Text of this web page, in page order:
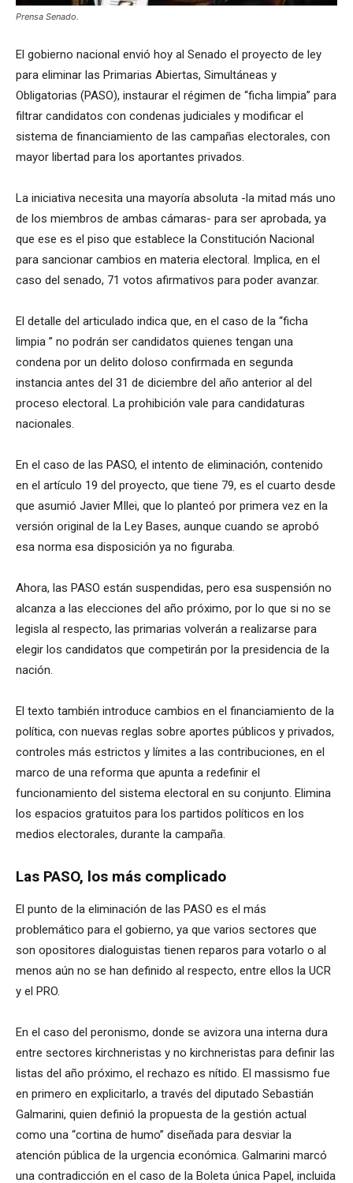
Prensa Senado.
El gobierno nacional envió hoy al Senado el proyecto de ley
para eliminar las Primarias Abiertas, Simultáneas y
Obligatorias (PASO), instaurar el régimen de “ficha limpia” para
filtrar candidatos con condenas judiciales y modificar el
sistema de financiamiento de las campañas electorales, con
mayor libertad para los aportantes privados.
La iniciativa necesita una mayoría absoluta -la mitad más uno
de los miembros de ambas cámaras- para ser aprobada, ya
que ese es el piso que establece la Constitución Nacional
para sancionar cambios en materia electoral. Implica, en el
caso del senado, 71 votos afirmativos para poder avanzar.
El detalle del articulado indica que, en el caso de la “ficha
limpia ” no podrán ser candidatos quienes tengan una
condena por un delito doloso confirmada en segunda
instancia antes del 31 de diciembre del año anterior al del
proceso electoral. La prohibición vale para candidaturas
nacionales.
En el caso de las PASO, el intento de eliminación, contenido
en el artículo 19 del proyecto, que tiene 79, es el cuarto desde
que asumió Javier MIlei, que lo planteó por primera vez en la
versión original de la Ley Bases, aunque cuando se aprobó
esa norma esa disposición ya no figuraba.
Ahora, las PASO están suspendidas, pero esa suspensión no
alcanza a las elecciones del año próximo, por lo que si no se
legisla al respecto, las primarias volverán a realizarse para
elegir los candidatos que competirán por la presidencia de la
nación.
El texto también introduce cambios en el financiamiento de la
política, con nuevas reglas sobre aportes públicos y privados,
controles más estrictos y límites a las contribuciones, en el
marco de una reforma que apunta a redefinir el
funcionamiento del sistema electoral en su conjunto. Elimina
los espacios gratuitos para los partidos políticos en los
medios electorales, durante la campaña.
Las PASO, los más complicado
El punto de la eliminación de las PASO es el más
problemático para el gobierno, ya que varios sectores que
son opositores dialoguistas tienen reparos para votarlo o al
menos aún no se han definido al respecto, entre ellos la UCR
y el PRO.
En el caso del peronismo, donde se avizora una interna dura
entre sectores kirchneristas y no kirchneristas para definir las
listas del año próximo, el rechazo es nítido. El massismo fue
en primero en explicitarlo, a través del diputado Sebastián
Galmarini, quien definió la propuesta de la gestión actual
como una “cortina de humo” diseñada para desviar la
atención pública de la urgencia económica. Galmarini marcó
una contradicción en el caso de la Boleta única Papel, incluida